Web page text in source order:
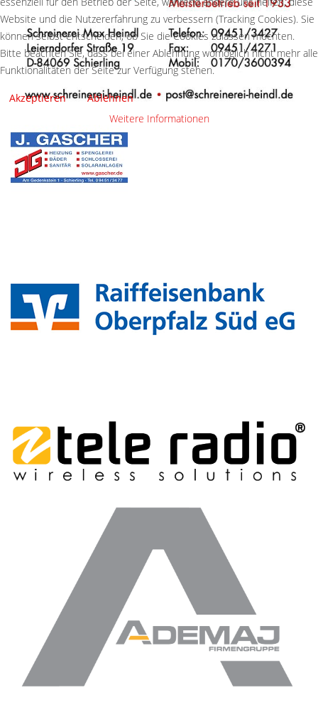
Website und die Nutzererfahrung zu verbessern (Tracking Cookies). Sie
können selbst entscheiden, ob Sie die Cookies zulassen möchten.
Bitte beachten Sie, dass bei einer Ablehnung womöglich nicht mehr alle
Funktionalitäten der Seite zur Verfügung stehen.
Akzeptieren
Ablehnen
Weitere Informationen